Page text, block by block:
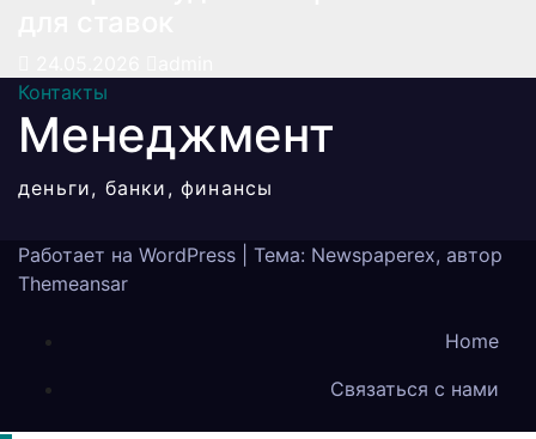
Контакты
Менеджмент
деньги, банки, финансы
Работает на WordPress
Тема: Newspaperex, автор
Themeansar
Home
Связаться с нами